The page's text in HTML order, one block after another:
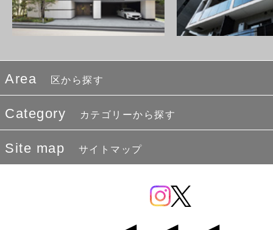
Area 区から探す
Category カテゴリーから探す
Site map サイトマップ